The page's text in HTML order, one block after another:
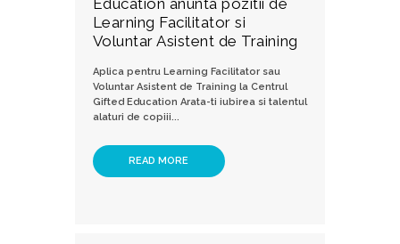
Education anunta pozitii de
Learning Facilitator si
Voluntar Asistent de Training
Aplica pentru Learning Facilitator sau
Voluntar Asistent de Training la Centrul
Gifted Education Arata-ti iubirea si talentul
alaturi de copiii...
READ MORE